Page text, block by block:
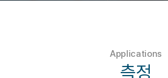
Applications
측정